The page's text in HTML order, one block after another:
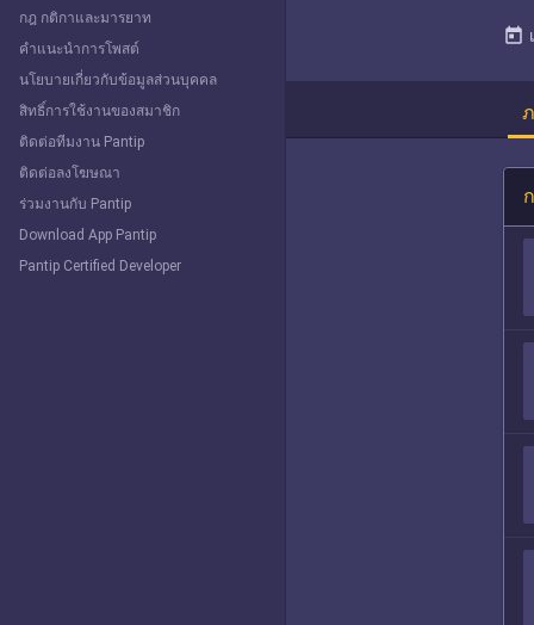
today
Explore
กฎ กติกาและมารยาท
คำแนะนำการโพสต์
นโยบายเกี่ยวกับข้อมูลส่วนบุคคล
สิทธิ์การใช้งานของสมาชิก
ติดต่อทีมงาน Pantip
ติดต่อลงโฆษณา
ร่วมงานกับ Pantip
Download App Pantip
Pantip Certified Developer